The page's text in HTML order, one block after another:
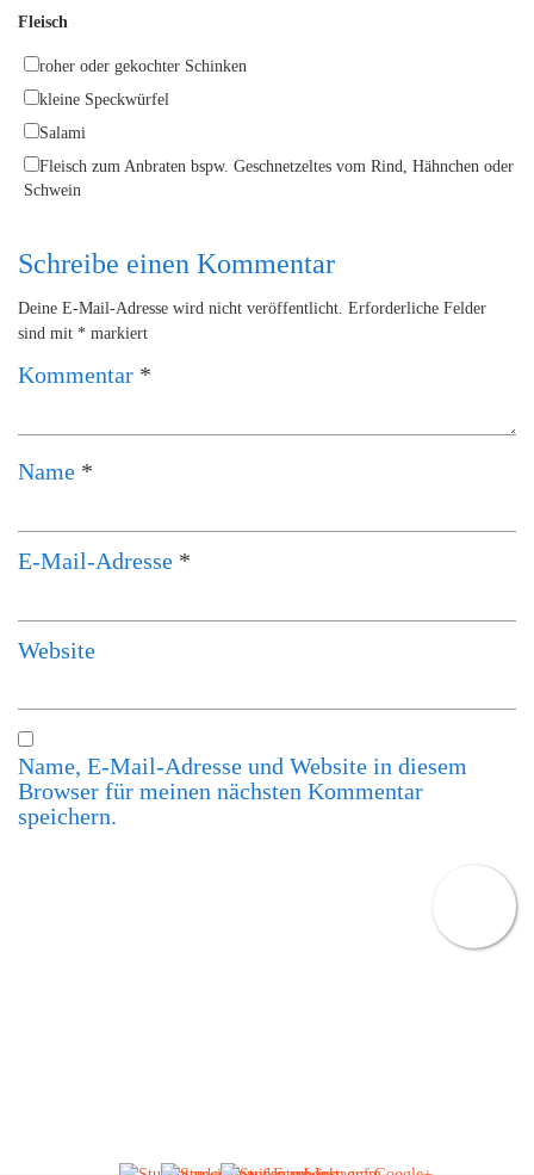
Fleisch
roher oder gekochter Schinken
kleine Speckwürfel
Salami
Fleisch zum Anbraten bspw. Geschnetzeltes vom Rind, Hähnchen oder
Schwein
Schreibe einen Kommentar
Deine E-Mail-Adresse wird nicht veröffentlicht. Erforderliche Felder
sind mit * markiert
Kommentar *
Name *
E-Mail-Adresse *
Website
Name, E-Mail-Adresse und Website in diesem
Browser für meinen nächsten Kommentar
speichern.